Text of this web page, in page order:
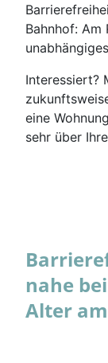
Bahnhof: Am
Interessiert?
eine
sehr über Ihre
nahe
Alter